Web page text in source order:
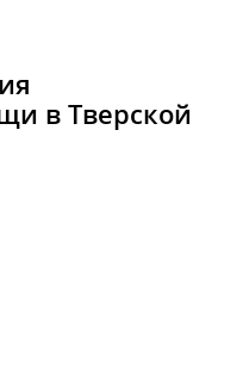
в Тверской